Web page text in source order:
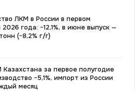
ЛКМ в России в первом
года: −12,1%, в июне выпуск —
(−8,2% г/г)
за первое полугодие
−5,1%, импорт из России
месяц